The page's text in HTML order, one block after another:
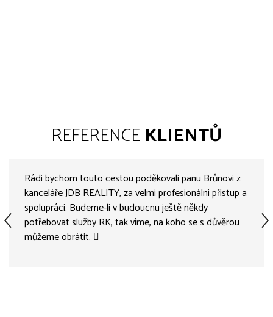
REFERENCE KLIENTŮ
Rádi bychom touto cestou poděkovali panu Brůnovi z
kanceláře JDB REALITY, za velmi profesionální přístup a
spolupráci. Budeme-li v budoucnu ještě někdy
potřebovat služby RK, tak víme, na koho se s důvěrou
můžeme obrátit. 